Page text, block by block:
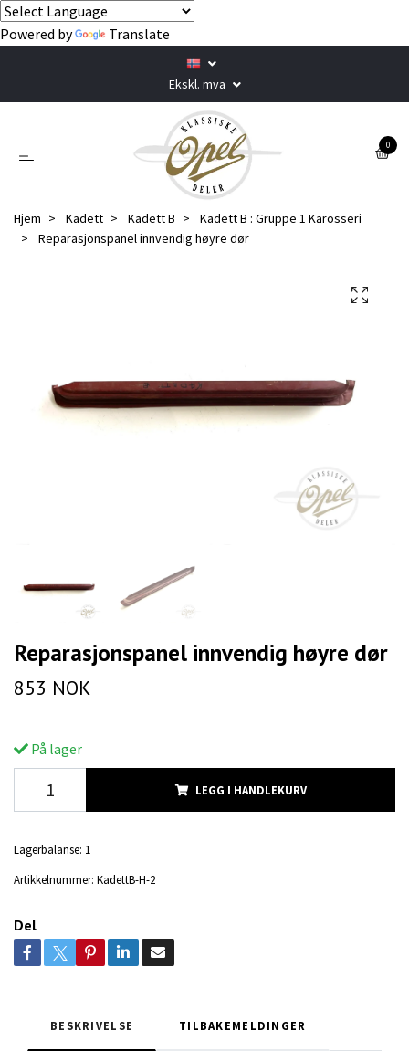
Powered by Translate
Ekskl. mva
0
Hjem Kadett Kadett B
Kadett B : Gruppe 1 Karosseri
Reparasjonspanel innvendig høyre dør
Reparasjonspanel innvendig høyre dør
853 NOK
På lager
LEGG I HANDLEKURV
Lagerbalanse: 1
Artikkelnummer: KadettB-H-2
Del
BESKRIVELSE TILBAKEMELDINGER